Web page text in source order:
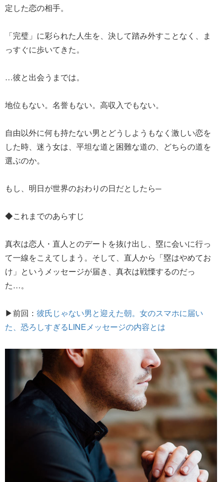
定した恋の相手。
「完璧」に彩られた人生を、決して踏み外すことなく、ま
っすぐに歩いてきた。
…彼と出会うまでは。
地位もない。名誉もない。高収入でもない。
自由以外に何も持たない男とどうしようもなく激しい恋を
した時、迷う女は、平坦な道と困難な道の、どちらの道を
選ぶのか。
もし、明日が世界のおわりの日だとしたら─
◆これまでのあらすじ
真衣は恋人・直人とのデートを抜け出し、塁に会いに行っ
て一線をこえてしまう。そして、直人から「塁はやめてお
け」というメッセージが届き、真衣は戦慄するのだっ
た…。
▶前回： 彼氏じゃない男と迎えた朝。女のスマホに届い
た、恐ろしすぎるLINEメッセージの内容とは